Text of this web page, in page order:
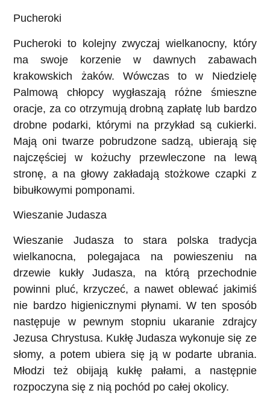
Pucheroki
Pucheroki to kolejny zwyczaj wielkanocny, który
ma swoje korzenie w dawnych zabawach
krakowskich żaków. Wówczas to w Niedzielę
Palmową chłopcy wygłaszają różne śmieszne
oracje, za co otrzymują drobną zapłatę lub bardzo
drobne podarki, którymi na przykład są cukierki.
Mają oni twarze pobrudzone sadzą, ubierają się
najczęściej w kożuchy przewleczone na lewą
stronę, a na głowy zakładają stożkowe czapki z
bibułkowymi pomponami.
Wieszanie Judasza
Wieszanie Judasza to stara polska tradycja
wielkanocna, polegajaca na powieszeniu na
drzewie kukły Judasza, na którą przechodnie
powinni pluć, krzyczeć, a nawet oblewać jakimiś
nie bardzo higienicznymi płynami. W ten sposób
następuje w pewnym stopniu ukaranie zdrajcy
Jezusa Chrystusa. Kukłę Judasza wykonuje się ze
słomy, a potem ubiera się ją w podarte ubrania.
Młodzi też obijają kukłę pałami, a następnie
rozpoczyna się z nią pochód po całej okolicy.